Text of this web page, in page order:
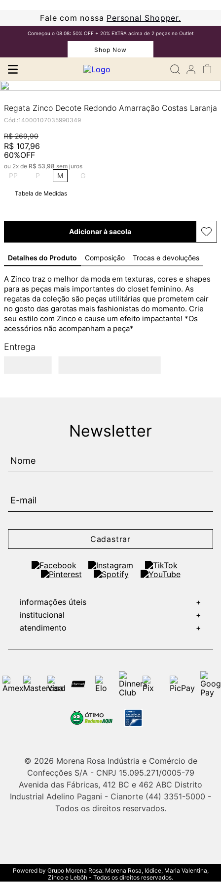
Fale com nossa Personal Shopper.
Começou o 08.08: 50% OFF + 20% EXTRA acima de 2 peças no Outlet
Shop Now
Regata Zinco Decote Redondo Amarração Costas Laranja
Cód.:14000107035990349
R$ 269,90
R$ 107,96
60%OFF
ou 2x de R$ 53,98 sem juros
PP P M G
Tabela de Medidas
Adicionar à sacola
Detalhes do Produto Composição Trocas e devoluções
A Zinco traz o melhor da moda em texturas, cores e shapes
para as peças mais importantes do closet feminino. As
regatas da coleção são peças utilitárias que prometem cair
no gosto das garotas mais fashionistas do momento. Crie
seu estilo com Zinco e cause um efeito impactante! *Os
acessórios não acompanham a peça*
Entrega
Newsletter
Cadastrar
informações úteis
+
institucional
+
atendimento
+
© 2026 Morena Rosa Indústria e Comércio de
Confecções S/A - CNPJ 15.095.271/0005-79
Avenida das Fábricas, 412 BC e 462 ABC Distrito
Industrial Adelino Pagani - Cianorte (44) 3351-5000 -
Todos os direitos reservados.
Powered by Grupo Morena Rosa: Morena Rosa, Iódice, Maria Valentina,
Zinco e Lebôh - Todos os direitos reservados.